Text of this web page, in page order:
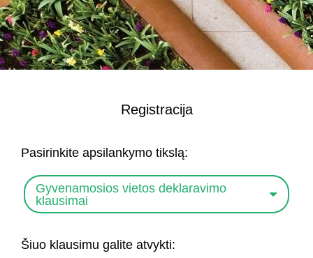
Registracija
Pasirinkite apsilankymo tikslą:
Gyvenamosios vietos deklaravimo
klausimai
Šiuo klausimu galite atvykti: